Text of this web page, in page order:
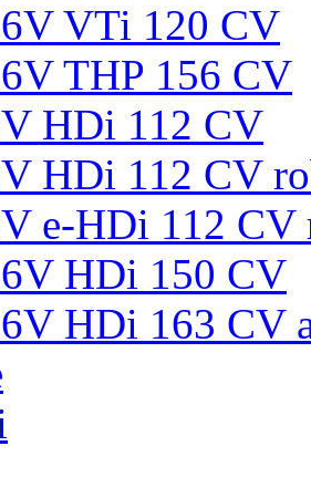
VTi 120 CV
THP 156 CV
HDi 112 CV
HDi 112 CV
e-HDi 112 CV
HDi 150 CV
HDi 163 CV